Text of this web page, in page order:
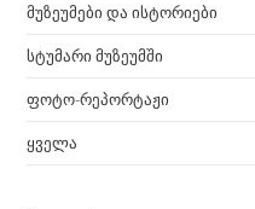
მუზეუმები და ისტორიები
სტუმარი მუზეუმში
ფოტო-რეპორტაჟი
ყველა